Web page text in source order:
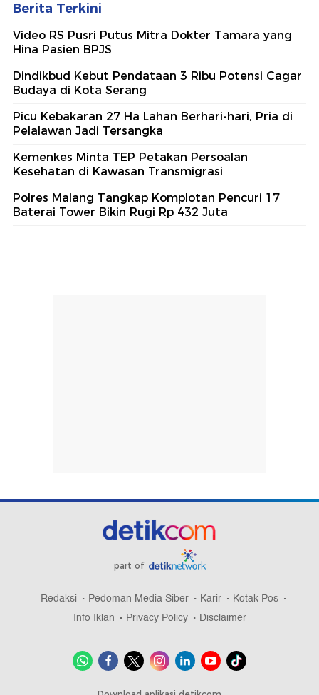
Berita Terkini
Video RS Pusri Putus Mitra Dokter Tamara yang
Hina Pasien BPJS
Dindikbud Kebut Pendataan 3 Ribu Potensi Cagar
Budaya di Kota Serang
Picu Kebakaran 27 Ha Lahan Berhari-hari, Pria di
Pelalawan Jadi Tersangka
Kemenkes Minta TEP Petakan Persoalan
Kesehatan di Kawasan Transmigrasi
Polres Malang Tangkap Komplotan Pencuri 17
Baterai Tower Bikin Rugi Rp 432 Juta
part of
Redaksi Pedoman Media Siber Karir
Kotak Pos
Info Iklan
Privacy Policy Disclaimer